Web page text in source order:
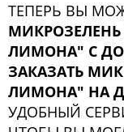
ТЕПЕРЬ ВЫ
ЛИМОНА" С
ЗАКАЗАТЬ
ЛИМОНА" НА
УДОБНЫЙ